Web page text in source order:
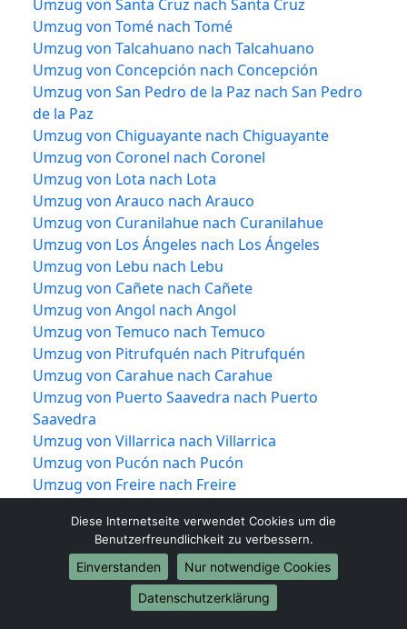
Umzug von Santa Cruz nach Santa Cruz
Umzug von Tomé nach Tomé
Umzug von Talcahuano nach Talcahuano
Umzug von Concepción nach Concepción
Umzug von San Pedro de la Paz nach San Pedro
de la Paz
Umzug von Chiguayante nach Chiguayante
Umzug von Coronel nach Coronel
Umzug von Lota nach Lota
Umzug von Arauco nach Arauco
Umzug von Curanilahue nach Curanilahue
Umzug von Los Ángeles nach Los Ángeles
Umzug von Lebu nach Lebu
Umzug von Cañete nach Cañete
Umzug von Angol nach Angol
Umzug von Temuco nach Temuco
Umzug von Pitrufquén nach Pitrufquén
Umzug von Carahue nach Carahue
Umzug von Puerto Saavedra nach Puerto
Saavedra
Umzug von Villarrica nach Villarrica
Umzug von Pucón nach Pucón
Umzug von Freire nach Freire
Umzug von Corral nach Corral
Umzug von Lanco nach Lanco
Umzug von Los Lagos nach Los Lagos
Umzug von Mariquina nach Mariquina
Umzug von Máfil nach Máfil
Diese Internetseite verwendet Cookies um die
Benutzerfreundlichkeit zu verbessern.
Einverstanden
Nur notwendige Cookies
Datenschutzerklärung